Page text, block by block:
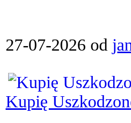
27-07-2026 od
Kupię